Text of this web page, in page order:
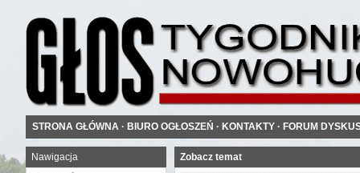
STRONA GŁÓWNA · BIURO OGŁOSZEŃ · KONTAKTY · FORUM
Nawigacja Zobacz temat